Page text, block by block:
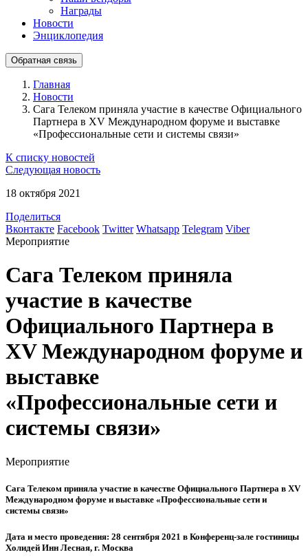
Награды
Новости
Энциклопедия
Обратная связь
Главная
Новости
Сага Телеком приняла участие в качестве Официального
Партнера в XV Международном форуме и выставке
«Профессиональные сети и системы связи»
К списку новостей
Следующая новость
18 октября 2021
Поделиться
Вконтакте Facebook Twitter Whatsapp Telegram Viber
Мероприятие
Сага Телеком приняла
участие в качестве
Официального Партнера в
XV Международном форуме и
выставке
«Профессиональные сети и
системы связи»
Мероприятие
Сага Телеком приняла участие в качестве Официального Партнера в XV
Международном форуме и выставке «Профессиональные сети и
системы связи»
Дата и место проведения: 28 сентября 2021 в Конференц-зале гостиницы
Холидей Инн Лесная, г. Москва